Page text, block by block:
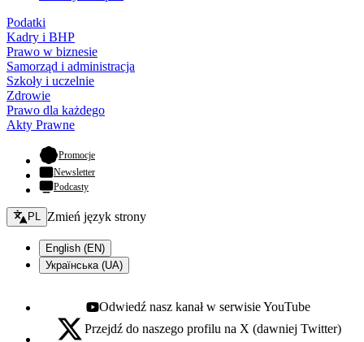
Podatki
Kadry i BHP
Prawo w biznesie
Samorząd i administracja
Szkoły i uczelnie
Zdrowie
Prawo dla każdego
Akty Prawne
Promocje- otwiera się w nowej karcie
Newsletter
Podcasty
Zmień język - bieżący:
PL Zmień język strony
English (EN)
Українська (UA)
Youtube - otwiera się w nowej karcie
Odwiedź nasz kanał w serwisie YouTube
X - otwiera się w nowej karcie
Przejdź do naszego profilu na X (dawniej Twitter)